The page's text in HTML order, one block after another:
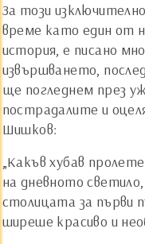
За този
време като един от
история, е писано
извършването,
ще погледнем през
пострадалите и
Шишков:
„Какъв хубав
на дневното
столицата за първи
ширеше красиво и